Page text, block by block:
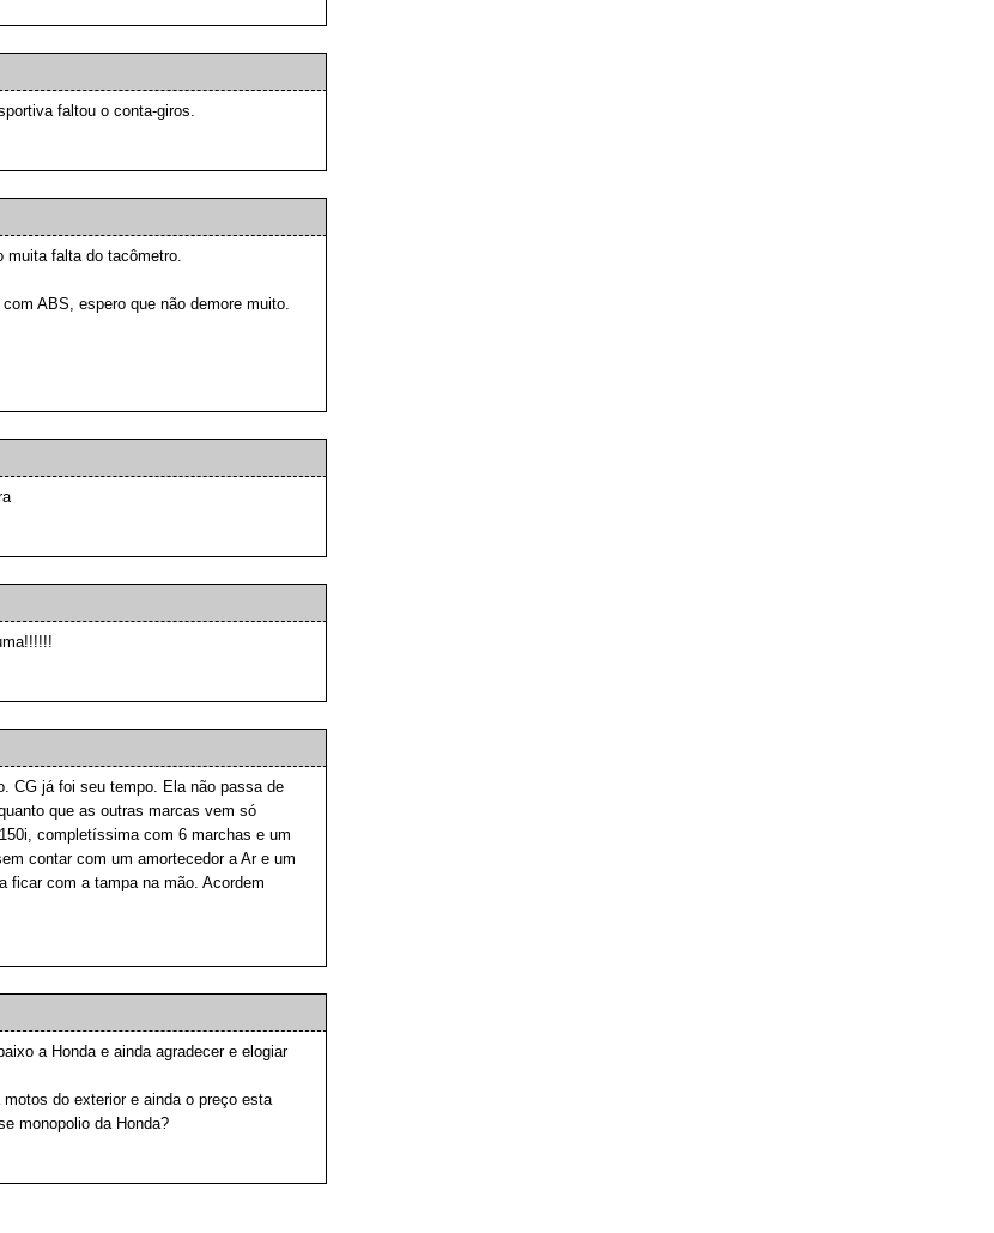
faltou o conta-giros.
muita falta do tacômetro.
ABS, espero que não demore muito.
CG já foi seu tempo. Ela não passa de
que as outras marcas vem só
completíssima com 6 marchas e um
contar com um amortecedor a Ar e um
ficar com a tampa na mão. Acordem
a Honda e ainda agradecer e elogiar
do exterior e ainda o preço esta
monopolio da Honda?